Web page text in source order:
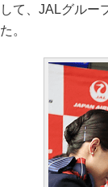
して、JALグルー
た。